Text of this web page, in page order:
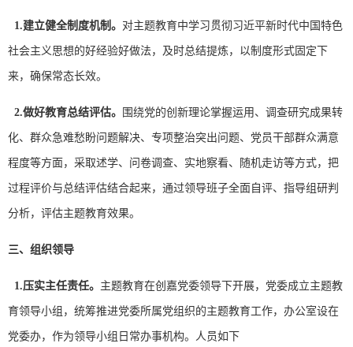
1.建立健全制度机制。 对主题教育中学习贯彻习近平新时代中国特色
社会主义思想的好经验好做法，及时总结提炼，以制度形式固定下
来，确保常态长效。
2.做好教育总结评估。 围绕党的创新理论掌握运用、调查研究成果转
化、群众急难愁盼问题解决、专项整治突出问题、党员干部群众满意
程度等方面，采取述学、问卷调查、实地察看、随机走访等方式，把
过程评价与总结评估结合起来，通过领导班子全面自评、指导组研判
分析，评估主题教育效果。
三、组织领导
1.压实主任责任。 主题教育在创嘉党委领导下开展，党委成立主题教
育领导小组，统筹推进党委所属党组织的主题教育工作，办公室设在
党委办，作为领导小组日常办事机构。人员如下